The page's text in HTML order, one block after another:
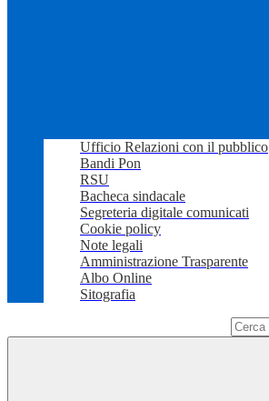
Ufficio Relazioni con il pubblico
Bandi Pon
RSU
Bacheca sindacale
Segreteria digitale comunicati
Cookie policy
Note legali
Amministrazione Trasparente
Albo Online
Sitografia